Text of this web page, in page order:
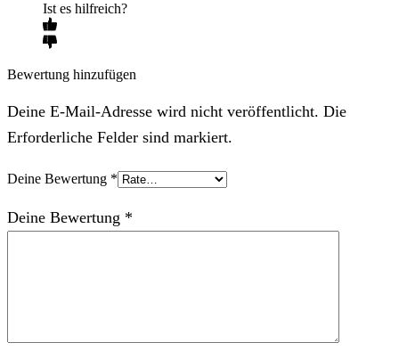
Ist es hilfreich?
Bewertung hinzufügen
Deine E-Mail-Adresse wird nicht veröffentlicht. Die
Erforderliche Felder sind markiert.
Deine Bewertung *
Deine Bewertung *